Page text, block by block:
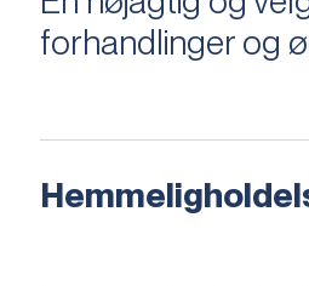
forhandlinger og